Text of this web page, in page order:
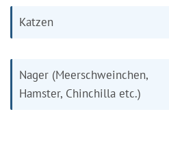
Katzen
Nager (Meerschweinchen,
Hamster, Chinchilla etc.)